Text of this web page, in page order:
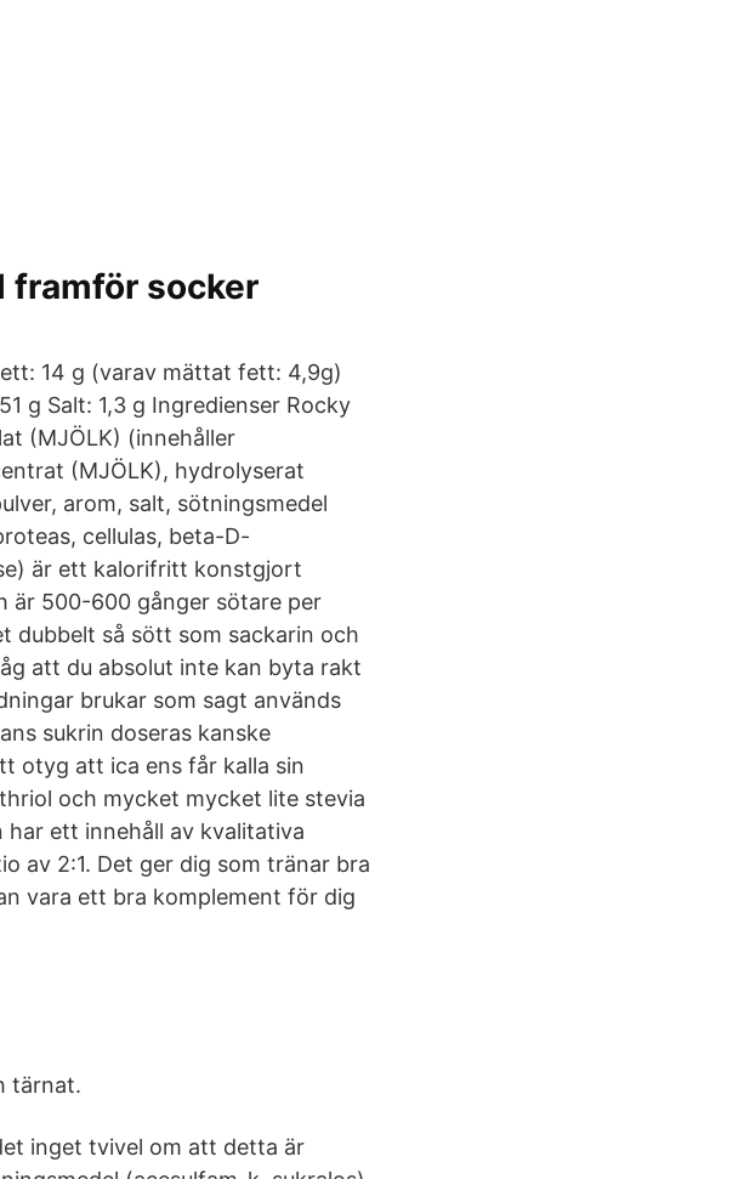
socker
14 g (varav mättat fett: 4,9g)
g Salt: 1,3 g Ingredienser Rocky
(MJÖLK) (innehåller
(MJÖLK), hydrolyserat
arom, salt, sötningsmedel
cellulas, beta-D-
är ett kalorifritt konstgjort
är 500-600 gånger sötare per
dubbelt så sött som sackarin och
att du absolut inte kan byta rakt
brukar som sagt används
sukrin doseras kanske
otyg att ica ens får kalla sin
och mycket mycket lite stevia
har ett innehåll av kvalitativa
av 2:1. Det ger dig som tränar bra
vara ett bra komplement för dig
tärnat.
inget tvivel om att detta är